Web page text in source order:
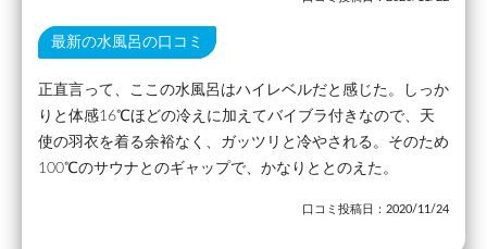
最新の水風呂の口コミ
正直言って、ここの水風呂はハイレベルだと感じた。しっか
りと体感16℃ほどの冷えに加えてバイブラ付きなので、天
使の羽衣を着る余裕なく、ガッツリと冷やされる。そのため
100℃のサウナとのギャップで、かなりととのえた。
口コミ投稿日：2020/11/24